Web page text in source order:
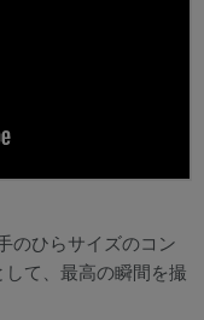
のひらサイズのコン
て、最高の瞬間を撮